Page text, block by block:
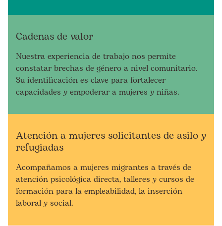
Cadenas de valor
Nuestra experiencia de trabajo nos permite
constatar brechas de género a nivel comunitario.
Su identificación es clave para fortalecer
capacidades y empoderar a mujeres y niñas.
Atención a mujeres solicitantes de asilo y
refugiadas
Acompañamos a mujeres migrantes a través de
atención psicológica directa, talleres y cursos de
formación para la empleabilidad, la inserción
laboral y social.